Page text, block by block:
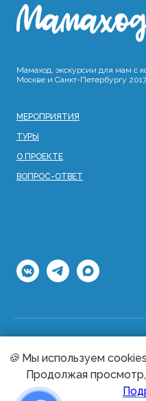
🍪 Мы используем
Продолжая
Мамаход, экскурсии для мам с
Москве и Санкт-Петербургу
МЕРОПРИЯТИЯ
ТУРЫ
О ПРОЕКТЕ
ВОПРОС-ОТВЕТ
Согласие на
Оферта на туры